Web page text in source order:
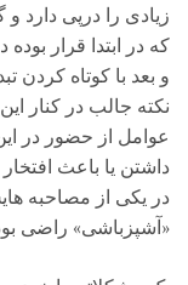
زیادی را درپی دارد
که در ابتدا قرار
و بعد با کوتاه
نکته جالب در کنار
عوامل از حضور در
داشتن یا باعث
در یکی از مصاحبه
«آشپزباشی» راضی